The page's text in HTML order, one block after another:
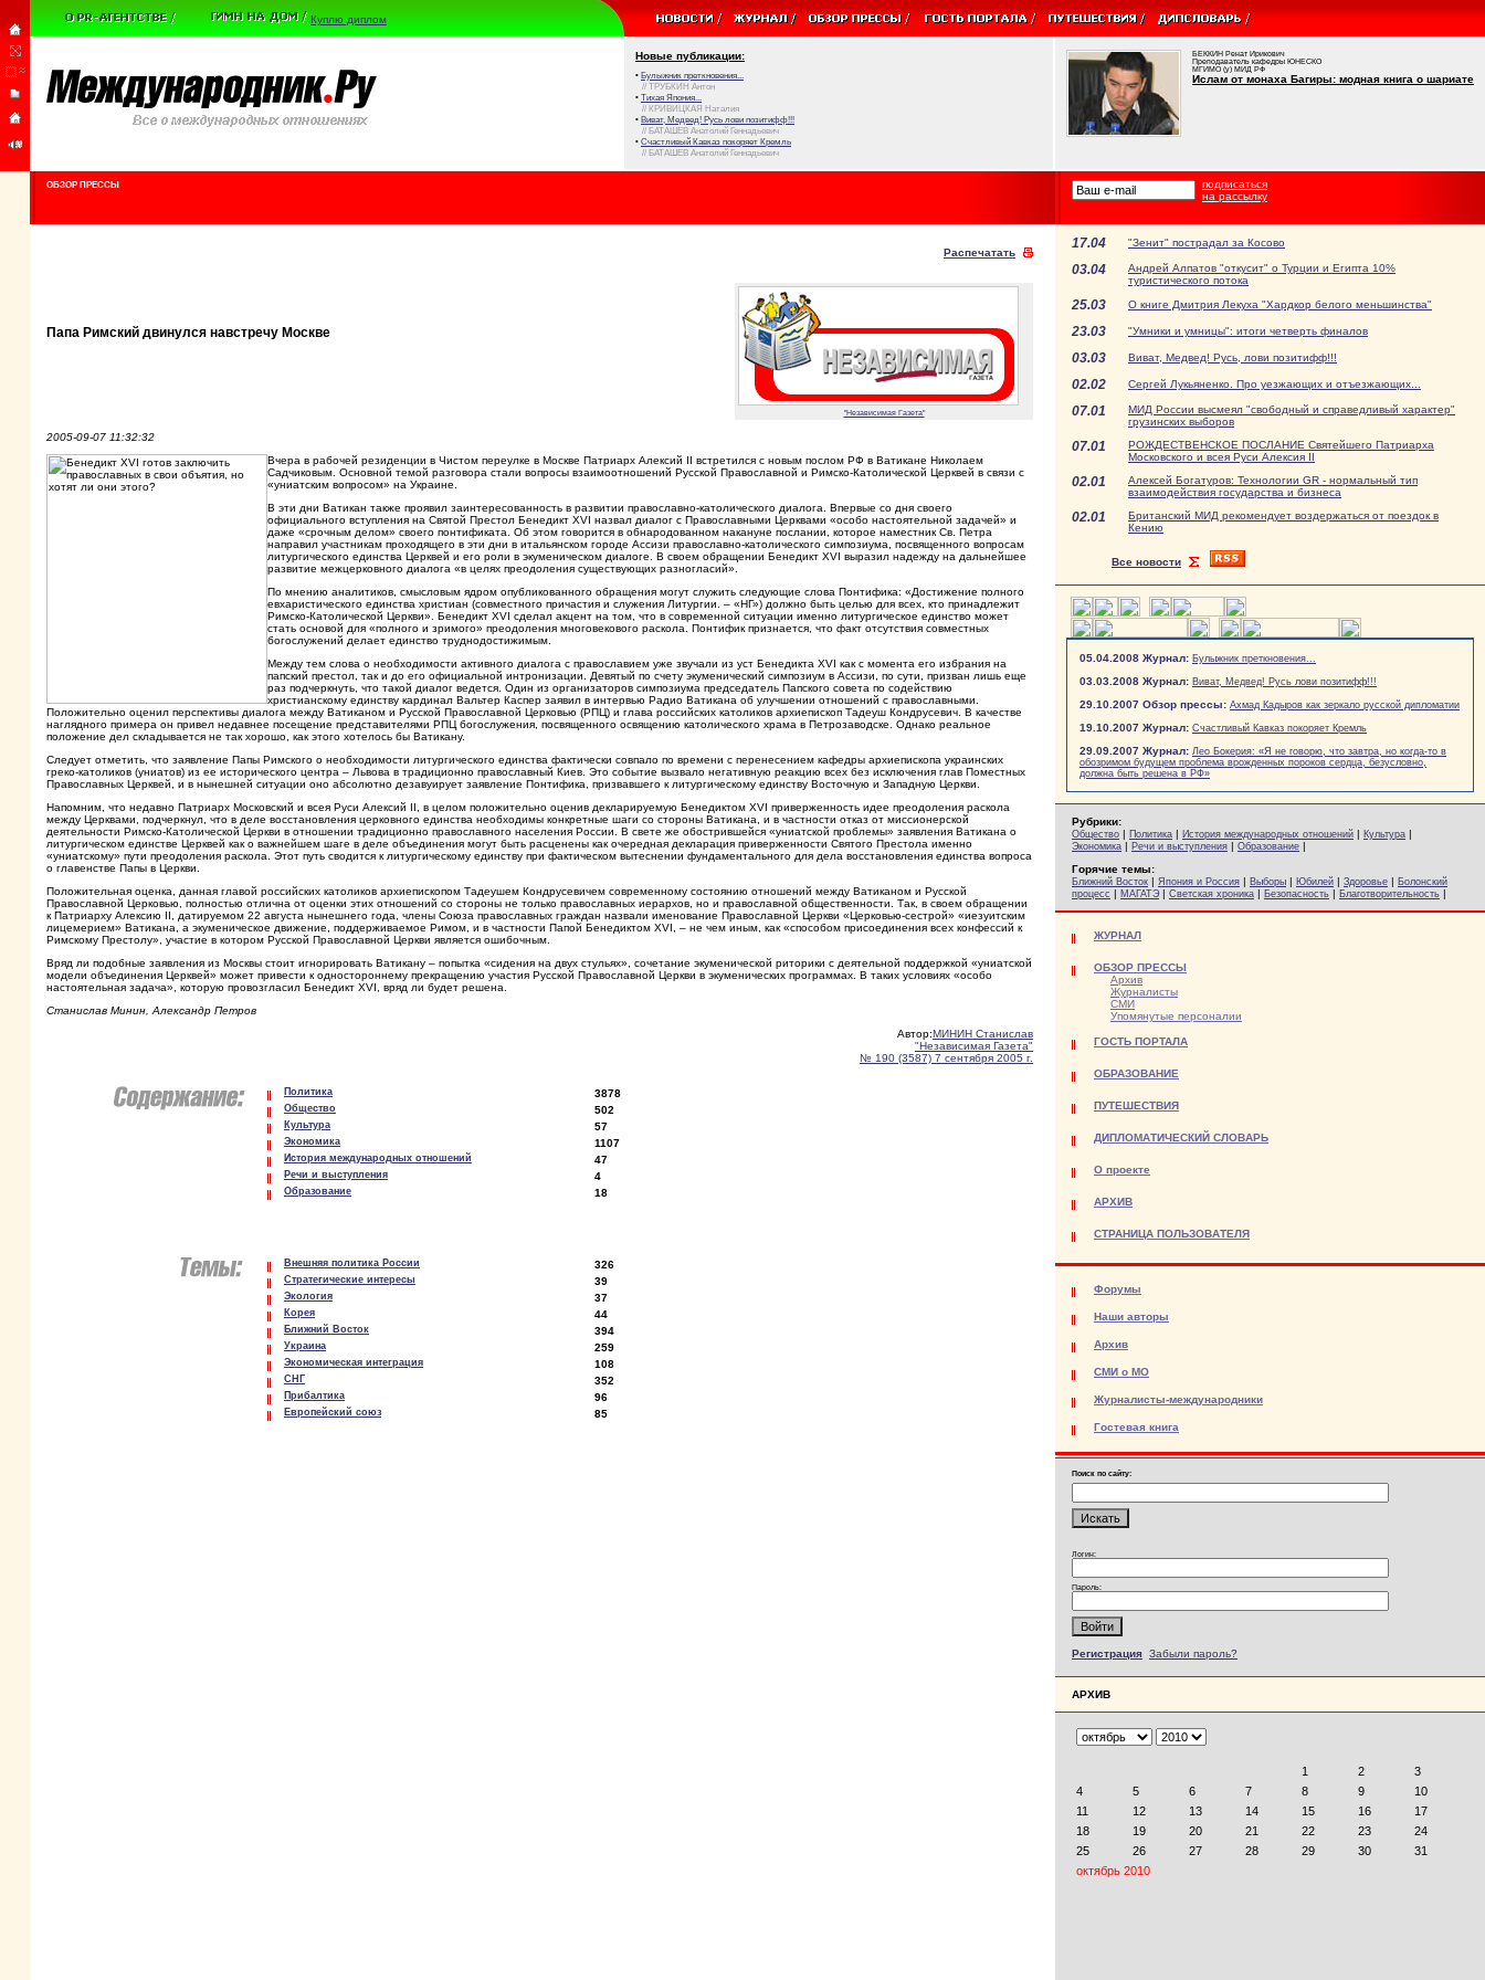
Куплю диплом
Новые публикации:
• Булыжник преткновения...
// ТРУБКИН Антон
• Тихая Япония...
// КРИВИЦКАЯ Наталия
• Виват, Медвед! Русь лови позитифф!!!
// БАТАШЕВ Анатолий Геннадьевич
• Счастливый Кавказ покоряет Кремль
// БАТАШЕВ Анатолий Геннадьевич
БЕККИН Ренат Ирикович
Преподаватель кафедры ЮНЕСКО
МГИМО (у) МИД РФ
Ислам от монаха Багиры: модная книга о шариате
ОБЗОР ПРЕССЫ
подписаться
на рассылку
Распечатать
Папа Римский двинулся навстречу Москве
"Независимая Газета"
2005-09-07 11:32:32
Вчера в рабочей резиденции в Чистом переулке в Москве Патриарх Алексий II встретился с новым послом РФ в Ватикане Николаем
Садчиковым. Основной темой разговора стали вопросы взаимоотношений Русской Православной и Римско-Католической Церквей в связи с
«униатским вопросом» на Украине.
В эти дни Ватикан также проявил заинтересованность в развитии православно-католического диалога. Впервые со дня своего
официального вступления на Святой Престол Бенедикт XVI назвал диалог с Православными Церквами «особо настоятельной задачей» и
даже «срочным делом» своего понтификата. Об этом говорится в обнародованном накануне послании, которое наместник Св. Петра
направил участникам проходящего в эти дни в итальянском городе Ассизи православно-католического симпозиума, посвященного вопросам
литургического единства Церквей и его роли в экуменическом диалоге. В своем обращении Бенедикт XVI выразил надежду на дальнейшее
развитие межцерковного диалога «в целях преодоления существующих разногласий».
По мнению аналитиков, смысловым ядром опубликованного обращения могут служить следующие слова Понтифика: «Достижение полного
евхаристического единства христиан (совместного причастия и служения Литургии. – «НГ») должно быть целью для всех, кто принадлежит
Римско-Католической Церкви». Бенедикт XVI сделал акцент на том, что в современной ситуации именно литургическое единство может
стать основой для «полного и зримого» преодоления многовекового раскола. Понтифик признается, что факт отсутствия совместных
богослужений делает единство труднодостижимым.
Между тем слова о необходимости активного диалога с православием уже звучали из уст Бенедикта XVI как с момента его избрания на
папский престол, так и до его официальной интронизации. Девятый по счету экуменический симпозиум в Ассизи, по сути, призван лишь еще
раз подчеркнуть, что такой диалог ведется. Один из организаторов симпозиума председатель Папского совета по содействию
христианскому единству кардинал Вальтер Каспер заявил в интервью Радио Ватикана об улучшении отношений с православными.
Положительно оценил перспективы диалога между Ватиканом и Русской Православной Церковью (РПЦ) и глава российских католиков архиепископ Тадеуш Кондрусевич. В качестве
наглядного примера он привел недавнее посещение представителями РПЦ богослужения, посвященного освящению католического храма в Петрозаводске. Однако реальное
положение дел складывается не так хорошо, как этого хотелось бы Ватикану.
Следует отметить, что заявление Папы Римского о необходимости литургического единства фактически совпало по времени с перенесением кафедры архиепископа украинских
греко-католиков (униатов) из ее исторического центра – Львова в традиционно православный Киев. Это событие вызвало негативную реакцию всех без исключения глав Поместных
Православных Церквей, и в нынешней ситуации оно абсолютно дезавуирует заявление Понтифика, призвавшего к литургическому единству Восточную и Западную Церкви.
Напомним, что недавно Патриарх Московский и всея Руси Алексий II, в целом положительно оценив декларируемую Бенедиктом XVI приверженность идее преодоления раскола
между Церквами, подчеркнул, что в деле восстановления церковного единства необходимы конкретные шаги со стороны Ватикана, и в частности отказ от миссионерской
деятельности Римско-Католической Церкви в отношении традиционно православного населения России. В свете же обострившейся «униатской проблемы» заявления Ватикана о
литургическом единстве Церквей как о важнейшем шаге в деле объединения могут быть расценены как очередная декларация приверженности Святого Престола именно
«униатскому» пути преодоления раскола. Этот путь сводится к литургическому единству при фактическом вытеснении фундаментального для дела восстановления единства вопроса
о главенстве Папы в Церкви.
Положительная оценка, данная главой российских католиков архиепископом Тадеушем Кондрусевичем современному состоянию отношений между Ватиканом и Русской
Православной Церковью, полностью отлична от оценки этих отношений со стороны не только православных иерархов, но и православной общественности. Так, в своем обращении
к Патриарху Алексию II, датируемом 22 августа нынешнего года, члены Союза православных граждан назвали именование Православной Церкви «Церковью-сестрой» «иезуитским
лицемерием» Ватикана, а экуменическое движение, поддерживаемое Римом, и в частности Папой Бенедиктом XVI, – не чем иным, как «способом присоединения всех конфессий к
Римскому Престолу», участие в котором Русской Православной Церкви является ошибочным.
Вряд ли подобные заявления из Москвы стоит игнорировать Ватикану – попытка «сидения на двух стульях», сочетание экуменической риторики с деятельной поддержкой «униатской
модели объединения Церквей» может привести к одностороннему прекращению участия Русской Православной Церкви в экуменических программах. В таких условиях «особо
настоятельная задача», которую провозгласил Бенедикт XVI, вряд ли будет решена.
Станислав Минин, Александр Петров
Автор:МИНИН Станислав
"Независимая Газета"
№ 190 (3587) 7 сентября 2005 г.
Политика 3878
Общество 502
Культура 57
Экономика 1107
История международных отношений 47
Речи и выступления 4
Образование 18
Внешняя политика России 326
Стратегические интересы 39
Экология 37
Корея 44
Ближний Восток 394
Украина 259
Экономическая интеграция 108
СНГ 352
Прибалтика 96
Европейский союз 85
17.04 "Зенит" пострадал за Косово
03.04
Андрей Алпатов "откусит" о Турции и Египта 10%
туристического потока
25.03 О книге Дмитрия Лекуха "Хардкор белого меньшинства"
23.03 "Умники и умницы": итоги четверть финалов
03.03 Виват, Медвед! Русь, лови позитифф!!!
02.02 Сергей Лукьяненко. Про уезжающих и отъезжающих...
07.01
МИД России высмеял "свободный и справедливый характер"
грузинских выборов
07.01
РОЖДЕСТВЕНСКОЕ ПОСЛАНИЕ Святейшего Патриарха
Московского и всея Руси Алексия II
02.01
Алексей Богатуров: Технологии GR - нормальный тип
взаимодействия государства и бизнеса
02.01
Британский МИД рекомендует воздержаться от поездок в
Кению
Все новости
05.04.2008 Журнал: Булыжник преткновения...
03.03.2008 Журнал: Виват, Медвед! Русь лови позитифф!!!
29.10.2007 Обзор прессы: Ахмад Кадыров как зеркало русской дипломатии
19.10.2007 Журнал: Счастливый Кавказ покоряет Кремль
29.09.2007 Журнал: Лео Бокерия: «Я не говорю, что завтра, но когда-то в
обозримом будущем проблема врожденных пороков сердца, безусловно,
должна быть решена в РФ»
Рубрики:
Общество | Политика | История международных отношений | Культура |
Экономика | Речи и выступления | Образование |
Горячие темы:
Ближний Восток | Япония и Россия | Выборы | Юбилей | Здоровье | Болонский
процесс | МАГАТЭ | Светская хроника | Безопасность | Благотворительность |
ЖУРНАЛ
ОБЗОР ПРЕССЫ
Архив
Журналисты
СМИ
Упомянутые персоналии
ГОСТЬ ПОРТАЛА
ОБРАЗОВАНИЕ
ПУТЕШЕСТВИЯ
ДИПЛОМАТИЧЕСКИЙ СЛОВАРЬ
О проекте
АРХИВ
СТРАНИЦА ПОЛЬЗОВАТЕЛЯ
Форумы
Наши авторы
Архив
СМИ о МО
Журналисты-международники
Гостевая книга
Поиск по сайту:
Логин:
Пароль:
Регистрация Забыли пароль?
АРХИВ